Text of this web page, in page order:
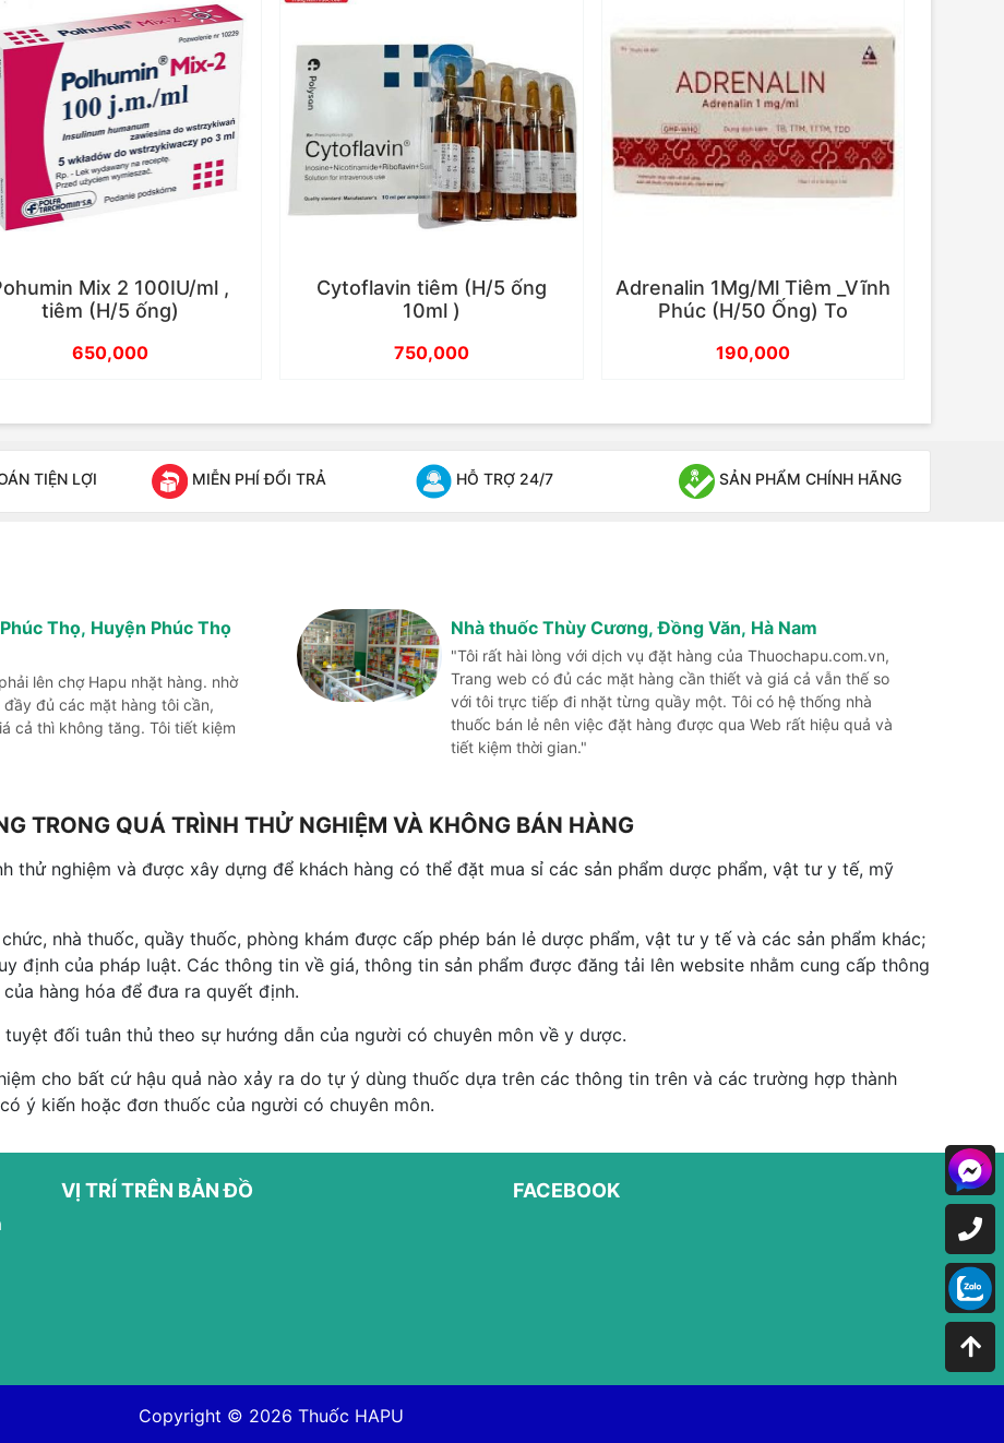
Mix 2 100IU/ml ,
tiêm (H/5 ống)
650,000
Cytoflavin tiêm (H/5 ống
10ml )
750,000
Adrenalin 1Mg/Ml Tiêm _Vĩnh
Phúc (H/50 Ống) To
190,000
TIỆN LỢI MIỄN PHÍ ĐỔI TRẢ HỖ TRỢ 24/7 SẢN PHẨM CHÍNH HÃNG
Thọ, Huyện Phúc Thọ
lên chợ Hapu nhặt hàng. nhờ
đủ các mặt hàng tôi cần,
cả thì không tăng. Tôi tiết kiệm
Nhà thuốc Thùy Cương, Đồng Văn, Hà Nam
"Tôi rất hài lòng với dịch vụ đặt hàng của Thuochapu.com.vn,
Trang web có đủ các mặt hàng cần thiết và giá cả vẫn thế so
với tôi trực tiếp đi nhặt từng quầy một. Tôi có hệ thống nhà
thuốc bán lẻ nên việc đặt hàng được qua Web rất hiệu quả và
tiết kiệm thời gian."
TRONG QUÁ TRÌNH THỬ NGHIỆM VÀ KHÔNG BÁN HÀNG
thử nghiệm và được xây dựng để khách hàng có thể đặt mua sỉ các sản phẩm dược phẩm, vật tư y tế, mỹ
nhà thuốc, quầy thuốc, phòng khám được cấp phép bán lẻ dược phẩm, vật tư y tế và các sản phẩm khác;
định của pháp luật. Các thông tin về giá, thông tin sản phẩm được đăng tải lên website nhằm cung cấp thông
hàng hóa để đưa ra quyết định.
đối tuân thủ theo sự hướng dẫn của người có chuyên môn về y dược.
cho bất cứ hậu quả nào xảy ra do tự ý dùng thuốc dựa trên các thông tin trên và các trường hợp thành
ý kiến hoặc đơn thuốc của người có chuyên môn.
VỊ TRÍ TRÊN BẢN ĐỒ FACEBOOK
Copyright © 2026 Thuốc HAPU